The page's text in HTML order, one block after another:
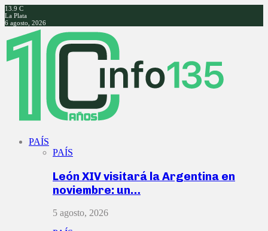
13.9 C
La Plata
6 agosto, 2026
Facebook
Twitter
Instagram
Youtube
PAÍS
PAÍS
León XIV visitará la Argentina en
noviembre: un…
5 agosto, 2026